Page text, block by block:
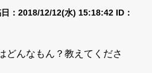
：2018/12/12(水) 15:18:42 ID：
どんなもん？教えてくださ